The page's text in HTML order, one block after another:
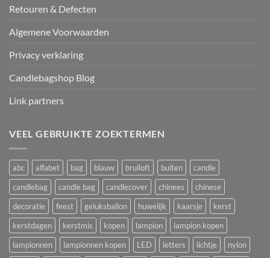
Retouren & Defecten
Algemene Voorwaarden
Privacy verklaring
Candlebagshop Blog
Link partners
VEEL GEBRUIKTE ZOEKTERMEN
abc alfabet bag blauw bruiloft buiten
candle
candlebag
candle bag candlecover chinees
chinese
decoratie
feest geluksballon huwelijk kaarsje
kerst
kerstdagen
kerstmis kopen lampion
lampion kopen
lampionnen
lampionnen kopen LED letters lichtje
nylon